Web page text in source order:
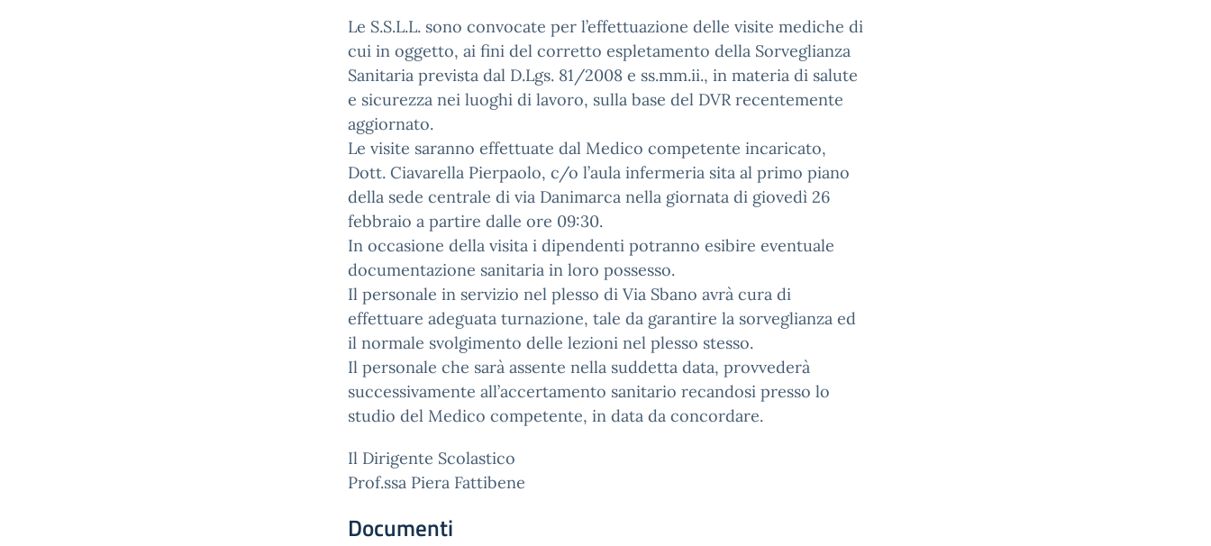
Le S.S.L.L. sono convocate per l’effettuazione delle visite mediche di
cui in oggetto, ai fini del corretto espletamento della Sorveglianza
Sanitaria prevista dal D.Lgs. 81/2008 e ss.mm.ii., in materia di salute
e sicurezza nei luoghi di lavoro, sulla base del DVR recentemente
aggiornato.
Le visite saranno effettuate dal Medico competente incaricato,
Dott. Ciavarella Pierpaolo, c/o l’aula infermeria sita al primo piano
della sede centrale di via Danimarca nella giornata di giovedì 26
febbraio a partire dalle ore 09:30.
In occasione della visita i dipendenti potranno esibire eventuale
documentazione sanitaria in loro possesso.
Il personale in servizio nel plesso di Via Sbano avrà cura di
effettuare adeguata turnazione, tale da garantire la sorveglianza ed
il normale svolgimento delle lezioni nel plesso stesso.
Il personale che sarà assente nella suddetta data, provvederà
successivamente all’accertamento sanitario recandosi presso lo
studio del Medico competente, in data da concordare.
Il Dirigente Scolastico
Prof.ssa Piera Fattibene
Documenti